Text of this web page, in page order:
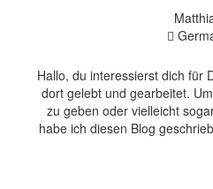
Hallo, du interessierst dich für
dort gelebt und gearbeitet.
zu geben oder vielleicht
habe ich diesen Blog